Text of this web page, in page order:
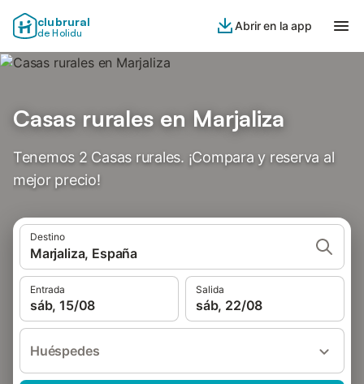
clubrural
de Holidu
Abrir en la app
Casas rurales en Marjaliza
Tenemos 2 Casas rurales. ¡Compara y reserva al
mejor precio!
Destino
Marjaliza, España
Entrada
sáb, 15/08
Salida
sáb, 22/08
Huéspedes